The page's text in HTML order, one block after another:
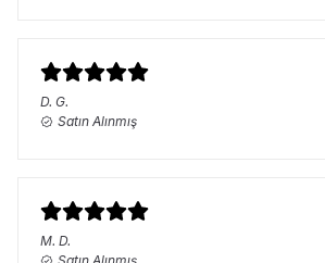
D. G.
Satın Alınmış
M. D.